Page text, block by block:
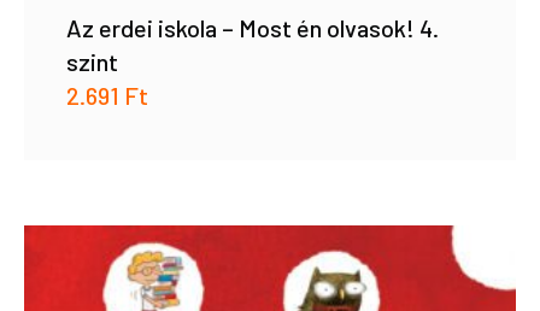
Az erdei iskola – Most én olvasok! 4.
szint
2.691 Ft